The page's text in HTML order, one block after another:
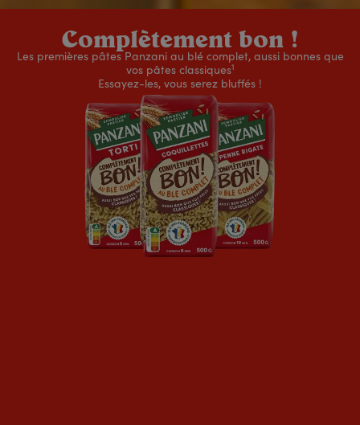
Complètement bon !
Les premières pâtes Panzani au blé complet, aussi bonnes que
vos pâtes classiques1
Essayez-les, vous serez bluffés !